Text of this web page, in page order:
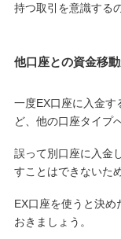
持つ取引を意識する
他口座との資金移
一度EX口座に入金す
ど、他の口座タイプ
誤って別口座に入金
すことはできないた
EX口座を使うと決
おきましょう。